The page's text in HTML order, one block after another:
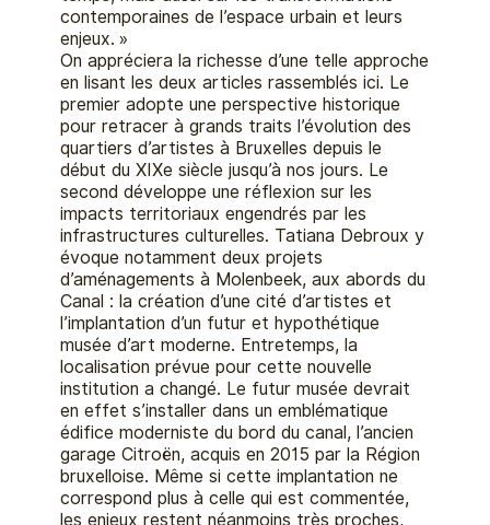
contemporaines de l’espace urbain et leurs
enjeux. »
On appréciera la richesse d’une telle approche
en lisant les deux articles rassemblés ici. Le
premier adopte une perspective historique
pour retracer à grands traits l’évolution des
quartiers d’artistes à Bruxelles depuis le
début du XIXe siècle jusqu’à nos jours. Le
second développe une réflexion sur les
impacts territoriaux engendrés par les
infrastructures culturelles. Tatiana Debroux y
évoque notamment deux projets
d’aménagements à Molenbeek, aux abords du
Canal : la création d’une cité d’artistes et
l’implantation d’un futur et hypothétique
musée d’art moderne. Entretemps, la
localisation prévue pour cette nouvelle
institution a changé. Le futur musée devrait
en effet s’installer dans un emblématique
édifice moderniste du bord du canal, l’ancien
garage Citroën, acquis en 2015 par la Région
bruxelloise. Même si cette implantation ne
correspond plus à celle qui est commentée,
les enjeux restent néanmoins très proches,